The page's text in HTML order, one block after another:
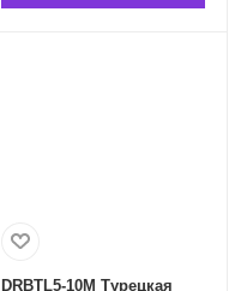
DRBTL5-10M Турецкая